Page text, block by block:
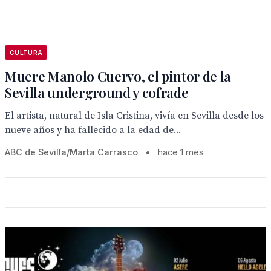
CULTURA
Muere Manolo Cuervo, el pintor de la
Sevilla underground y cofrade
El artista, natural de Isla Cristina, vivía en Sevilla desde los
nueve años y ha fallecido a la edad de...
ABC de Sevilla/Marta Carrasco • hace 1 mes